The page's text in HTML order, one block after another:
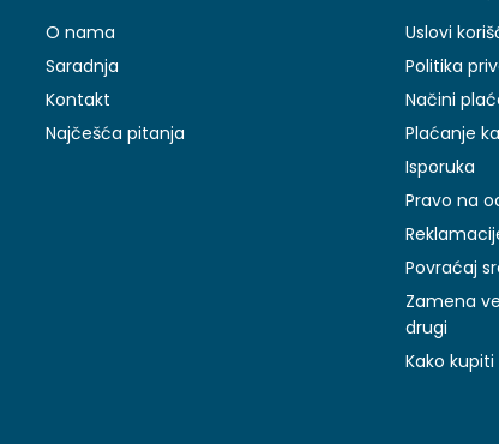
O nama
Saradnja
Kontakt
Najčešća pitanja
Uslovi
Politika
Načini
Plaćanje
Isporuka
Pravo na
Povraćaj
Zamena
drugi
Kako kupiti